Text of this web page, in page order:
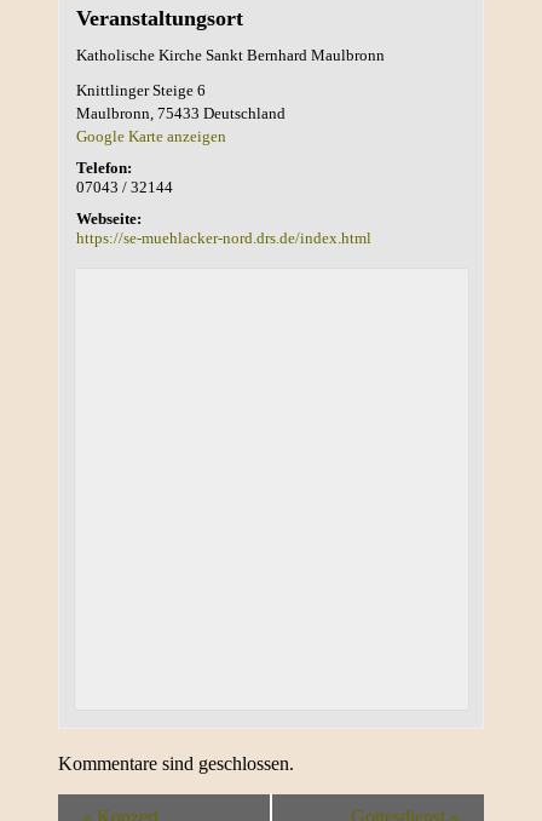
Veranstaltungsort
Katholische Kirche Sankt Bernhard Maulbronn
Knittlinger Steige 6
Maulbronn, 75433 Deutschland
Google Karte anzeigen
Telefon:
07043 / 32144
Webseite:
https://se-muehlacker-nord.drs.de/index.html
Kommentare sind geschlossen.